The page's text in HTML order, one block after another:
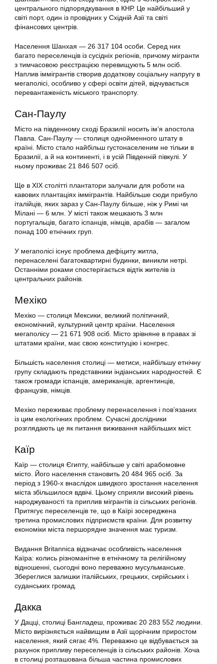
центрального підпорядкування в КНР. Це найбільший у
світі порт, один із провідних у Східній Азії та світі
фінансових центрів.
Населення Шанхая — 26 317 104 особи. Серед них
багато переселенців із сусідніх регіонів, причому мігранти
з тимчасовою реєстрацією перевищують 5 млн осіб.
Наплив іммігрантів створив додаткову соціальну напругу в
мегаполісі, особливо у сфері освіти дітей, відчувається
перевантаженість міського транспорту.
Сан-Паулу
Місто на південному сході Бразилії носить ім’я апостола
Павла. Сан-Паулу — столиця однойменного штату в
країні. Місто стало найбільш густонаселеним не тільки в
Бразилії, а й на континенті, і в усій Південній півкулі. У
ньому проживає 21 846 507 осіб.
Ще в XIX столітті плантатори залучали для роботи на
кавових плантаціях іммігрантів. Найбільше сюди прибуло
італійців, яких зараз у Сан-Паулу більше, ніж у Римі чи
Мілані — 6 млн. У місті також мешкають 3 млн
португальців, багато іспанців, німців, арабів — загалом
понад 100 етнічних груп.
У мегаполісі існує проблема дефіциту житла,
перенаселені багатоквартирні будинки, виникли нетрі.
Останніми роками спостерігається відтік жителів із
центральних районів.
Мехіко
Мехіко — столиця Мексики, великий політичний,
економічний, культурний центр країни. Населення
мегаполісу — 21 671 908 осіб. Місто зрівняне в правах зі
штатами країни, має свою конституцію і конгрес.
Більшість населення столиці — метиси, найбільшу етнічну
групу складають представники індіанських народностей. Є
також громади іспанців, американців, аргентинців,
французів, німців.
Мехіко переживає проблему перенаселення і пов’язаних
із цим екологічних проблем. Сучасні дослідники
розглядають це як питання виживання найбільших міст.
Каїр
Каїр — столиця Єгипту, найбільше у світі арабомовне
місто. Його населення становить 20 484 965 осіб. За
період з 1960-х внаслідок швидкого зростання населення
міста збільшилося вдвічі. Цьому сприяли високий рівень
народжуваності та приплив мігрантів із сільських регіонів.
Притягує переселенців те, що в Каїрі зосереджена
третина промислових підприємств країни. Для розвитку
економіки міста першорядне значення має туризм.
Видання Britannica відзначає особливість населення
Каїра: колись різноманітне в етнічному та релігійному
відношенні, сьогодні воно переважно мусульманське.
Збереглися залишки італійських, грецьких, сирійських і
суданських громад.
Дакка
У Дацці, столиці Бангладеш, проживає 20 283 552 людини.
Місто вирізняється найвищим в Азії щорічним приростом
населення, який сягає 4%. Переважно це відбувається за
рахунок припливу переселенців із сільських районів. Хоча
в столиці розташована більша частина промислових